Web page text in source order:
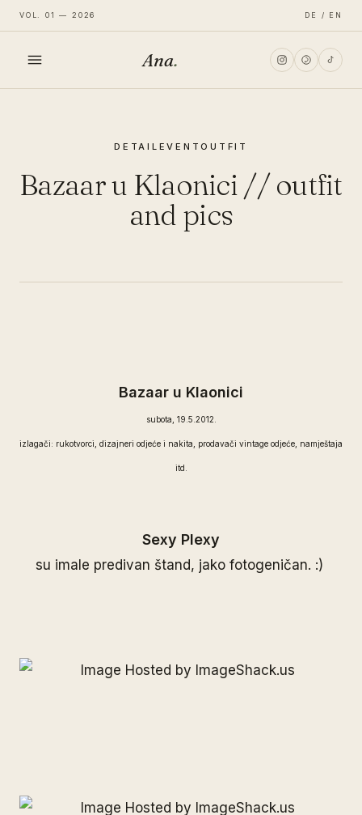
VOL. 01 — 2026 DE / EN
Ana.
DETAIL EVENTOUTFIT
Bazaar u Klaonici // outfit
and pics
Bazaar u Klaonici
subota, 19.5.2012.
izlagači: rukotvorci, dizajneri odjeće i nakita, prodavači vintage odjeće, namještaja
itd.
Sexy Plexy
su imale predivan štand, jako fotogeničan. :)